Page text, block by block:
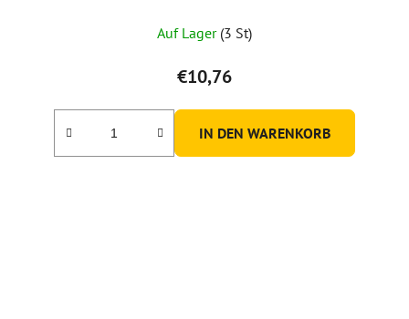
Auf Lager (3 St)
€10,76
IN DEN WARENKORB